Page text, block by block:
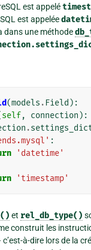
est appelé
est appelée
dans une méthode
(models . Field ):
self, connection ):
.
:
'datetime'
'timestamp'
et rel_db_type()
construit les
à-dire lors de la